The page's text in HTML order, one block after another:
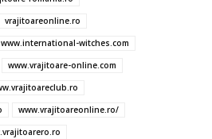
p
p
er
vrajitoareonline.ro
www.international-witches.com
www.vrajitoare-online.com
www.vrajitoareonline.ro/